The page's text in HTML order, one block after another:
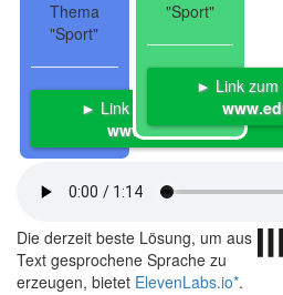
Thema
"Sport"
► Link zum Angebot auf
www.eduki.com
"Sport"
► Link zum
Die derzeit beste Lösung, um aus
Text gesprochene Sprache zu
erzeugen, bietet ElevenLabs.io*.